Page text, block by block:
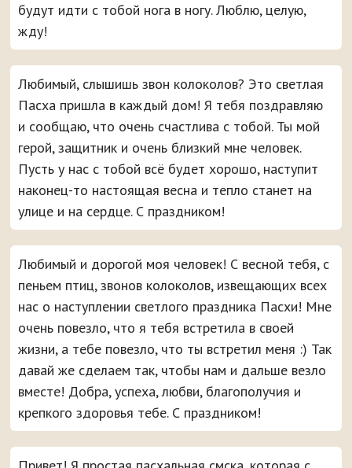
будут идти с тобой нога в ногу. Люблю, целую,
жду!
Любимый, слышишь звон колоколов? Это светлая
Пасха пришла в каждый дом! Я тебя поздравляю
и сообщаю, что очень счастлива с тобой. Ты мой
герой, защитник и очень близкий мне человек.
Пусть у нас с тобой всё будет хорошо, наступит
наконец-то настоящая весна и тепло станет на
улице и на сердце. С праздником!
Любимый и дорогой моя человек! С весной тебя, с
пеньем птиц, звонов колоколов, извещающих всех
нас о наступлении светлого праздника Пасхи! Мне
очень повезло, что я тебя встретила в своей
жизни, а тебе повезло, что ты встретил меня :) Так
давай же сделаем так, чтобы нам и дальше везло
вместе! Добра, успеха, любви, благополучия и
крепкого здоровья тебе. С праздником!